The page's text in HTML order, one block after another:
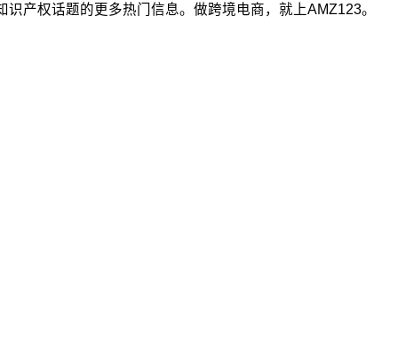
产权话题的更多热门信息。做跨境电商，就上AMZ123。